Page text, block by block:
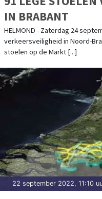
IN BRABANT
HELMOND - Zaterdag 24
verkeersveiligheid in Noord-
stoelen op de Markt [...]
22 september 2022, 11:10